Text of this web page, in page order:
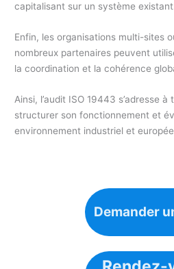
capitalisant sur un système
Enfin, les organisations multi-sites
nombreux partenaires peuvent
la coordination et la cohérence
Ainsi, l’audit ISO 19443 s’adresse
structurer son fonctionnement et
environnement industriel et
Demander